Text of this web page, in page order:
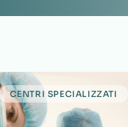
CENTRI SPECIALIZZATI